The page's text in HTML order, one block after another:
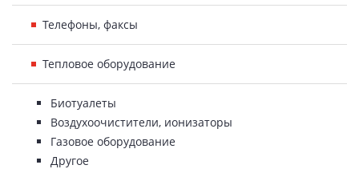
Телефоны, факсы
Тепловое оборудование
Биотуалеты
Воздухоочистители, ионизаторы
Газовое оборудование
Другое